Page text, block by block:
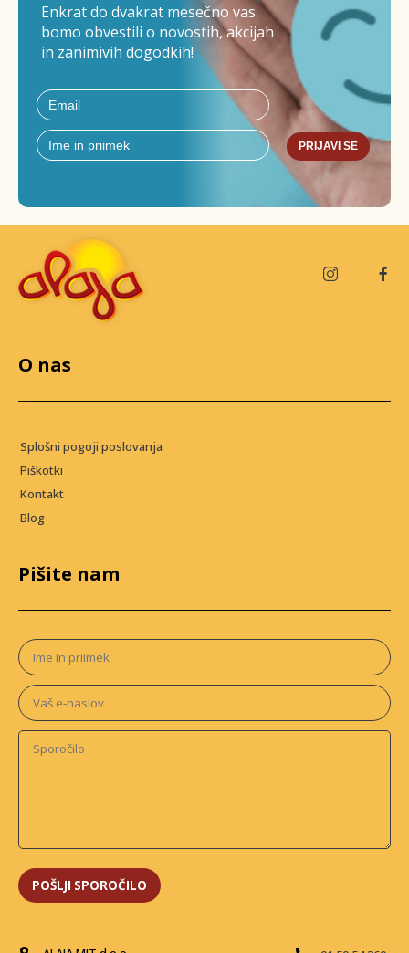
Enkrat do dvakrat mesečno vas
bomo obvestili o novostih, akcijah
in zanimivih dogodkih!
PRIJAVI SE
O nas
Splošni pogoji poslovanja
Piškotki
Kontakt
Blog
Pišite nam